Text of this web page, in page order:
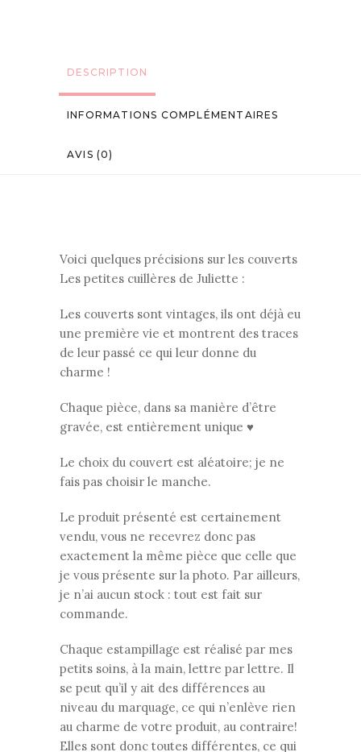
DESCRIPTION
INFORMATIONS COMPLÉMENTAIRES
AVIS (0)
Voici quelques précisions sur les couverts
Les petites cuillères de Juliette :
Les couverts sont vintages, ils ont déjà eu
une première vie et montrent des traces
de leur passé ce qui leur donne du
charme !
Chaque pièce, dans sa manière d’être
gravée, est entièrement unique ♥
Le choix du couvert est aléatoire; je ne
fais pas choisir le manche.
Le produit présenté est certainement
vendu, vous ne recevrez donc pas
exactement la même pièce que celle que
je vous présente sur la photo. Par ailleurs,
je n’ai aucun stock : tout est fait sur
commande.
Chaque estampillage est réalisé par mes
petits soins, à la main, lettre par lettre. Il
se peut qu’il y ait des différences au
niveau du marquage, ce qui n’enlève rien
au charme de votre produit, au contraire!
Elles sont donc toutes différentes, ce qui